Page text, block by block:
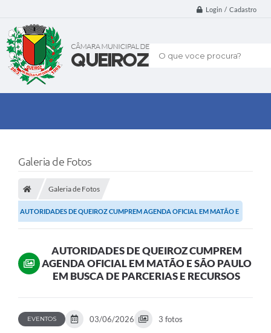
Login / Cadastro
O que voce procura?
Galeria de Fotos
Galeria de Fotos
AUTORIDADES DE QUEIROZ CUMPREM AGENDA OFICIAL EM MATÃO E
AUTORIDADES DE QUEIROZ CUMPREM
AGENDA OFICIAL EM MATÃO E SÃO PAULO
EM BUSCA DE PARCERIAS E RECURSOS
EVENTOS 03/06/2026 3 fotos